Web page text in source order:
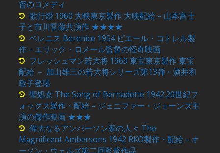
督のコメディ
歌行燈 1960 大映東京製作 大映配給 – 山本富士
子と市川雷蔵共演作 ★★★★
ベレニス Berenice 1954 ピエール・コトレル製
作 – エリック・ロメール監督の怪奇映画
フレッシュマン若大将 1969 東宝東京製作 東宝
配給 － 加山雄三の若大将シリーズ第13弾・酒井和
歌子登場
聖処女 The Song of Bernadette 1942 20世紀フ
ォックス製作・配給 – ジェニファー・ジョーンズ主
演の傑作映画 ★★★
偉大なるアンバーソン家の人々 The
Magnificent Ambersons 1942 RKO製作・配給 – オ
ーソン・ウェルズ第二回監督作品